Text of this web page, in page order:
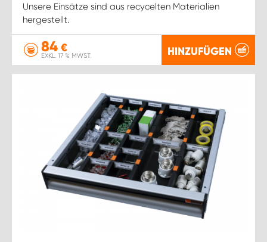
Unsere Einsätze sind aus recycelten Materialien
hergestellt.
84 €
EXKL. 17 % MWST. HINZUFÜGEN